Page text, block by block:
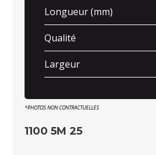
Longueur (mm)
Qualité
Largeur
*PHOTOS NON CONTRACTUELLES
1100 5M 25